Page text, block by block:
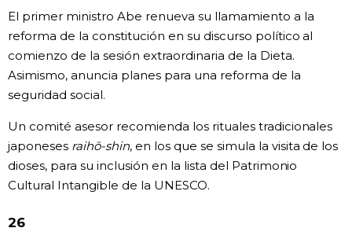
El primer ministro Abe renueva su llamamiento a la
reforma de la constitución en su discurso político al
comienzo de la sesión extraordinaria de la Dieta.
Asimismo, anuncia planes para una reforma de la
seguridad social.
Un comité asesor recomienda los rituales tradicionales
japoneses raihō-shin, en los que se simula la visita de los
dioses, para su inclusión en la lista del Patrimonio
Cultural Intangible de la UNESCO.
26